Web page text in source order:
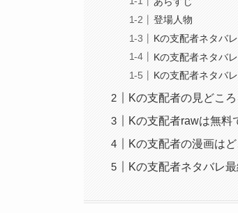
登場人物
Kの支配者ネタバ
Kの支配者ネタバ
Kの支配者ネタバ
Kの支配者の見どころ
Kの支配者rawは無料
Kの支配者の漫画は
Kの支配者ネタバレ